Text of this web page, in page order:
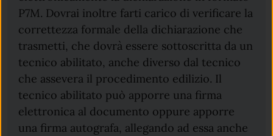
P7M. Dovrai inoltre farti carico di verificare la
correttezza formale della dichiarazione che
trasmetti, che dovrà essere sottoscritta da un
tecnico abilitato, anche diverso dal tecnico
che assevera il procedimento edilizio. Il
tecnico abilitato può apporre una firma
elettronica al documento oppure apporre
una firma autografa, allegando ad essa anche